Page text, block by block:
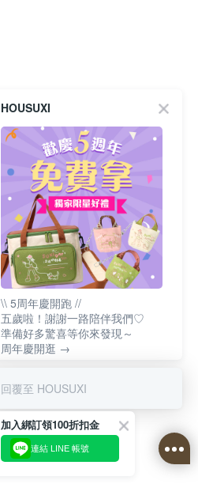
HOUSUXI
\\ 5周年慶開跑 //
五歲啦！謝謝一路陪伴我們♡
準備好多驚喜等你來發現～
周年慶開逛 →
回覆至 HOUSUXI
加入綁訂領100折扣金
連結 LINE 帳號